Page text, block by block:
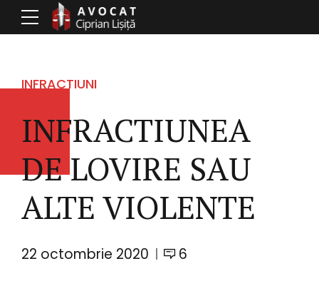
INFRACTIUNI
INFRACTIUNEA
DE LOVIRE SAU
ALTE VIOLENTE
22 octombrie 2020 6